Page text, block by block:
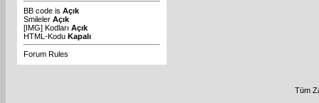
BB code is Açık
Smileler Açık
[IMG] Kodları Açık
HTML-Kodu Kapalı
Forum Rules
Tüm